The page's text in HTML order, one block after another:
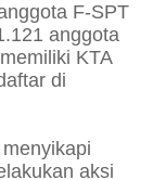
F-SPT
anggota
KTA
di
aksi